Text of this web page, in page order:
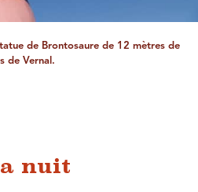
de Brontosaure de 12 mètres de
de Vernal.
nuit